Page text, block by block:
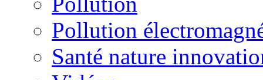
Pollution
Santé nature